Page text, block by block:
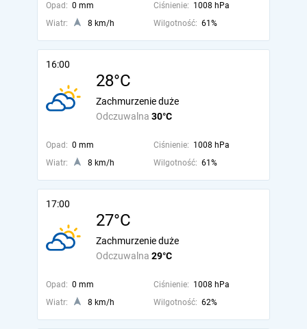
Opad: 0 mm Ciśnienie: 1008 hPa
Wiatr:
8 km/h Wilgotność: 61%
16:00
28°C
Odczuwalna 30°C
Zachmurzenie duże
Opad: 0 mm Ciśnienie: 1008 hPa
Wiatr:
8 km/h Wilgotność: 61%
17:00
27°C
Odczuwalna 29°C
Zachmurzenie duże
Opad: 0 mm Ciśnienie: 1008 hPa
Wiatr:
8 km/h Wilgotność: 62%